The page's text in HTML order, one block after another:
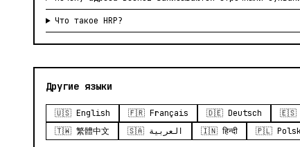
Что такое HRP?
Другие языки
🇺🇸 English 🇫🇷 Français 🇩🇪 Deutsch 🇪🇸
🇹🇼 繁體中文
🇸🇦 العربية 🇮🇳 हिन्दी 🇵🇱